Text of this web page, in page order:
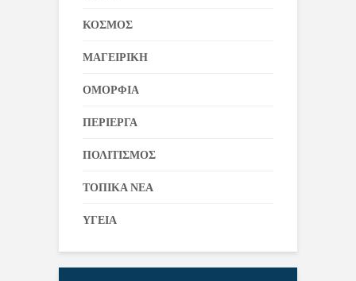
ΚΟΣΜΟΣ
ΜΑΓΕΙΡΙΚΗ
ΟΜΟΡΦΙΑ
ΠΕΡΙΕΡΓΑ
ΠΟΛΙΤΙΣΜΟΣ
ΤΟΠΙΚΑ ΝΕΑ
ΥΓΕΙΑ